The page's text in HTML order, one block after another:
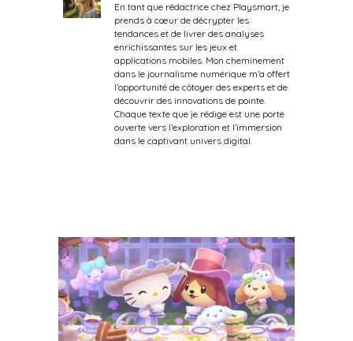
En tant que rédactrice chez Playsmart, je
prends à cœur de décrypter les
tendances et de livrer des analyses
enrichissantes sur les jeux et
applications mobiles. Mon cheminement
dans le journalisme numérique m’a offert
l’opportunité de côtoyer des experts et de
découvrir des innovations de pointe.
Chaque texte que je rédige est une porte
ouverte vers l’exploration et l’immersion
dans le captivant univers digital.